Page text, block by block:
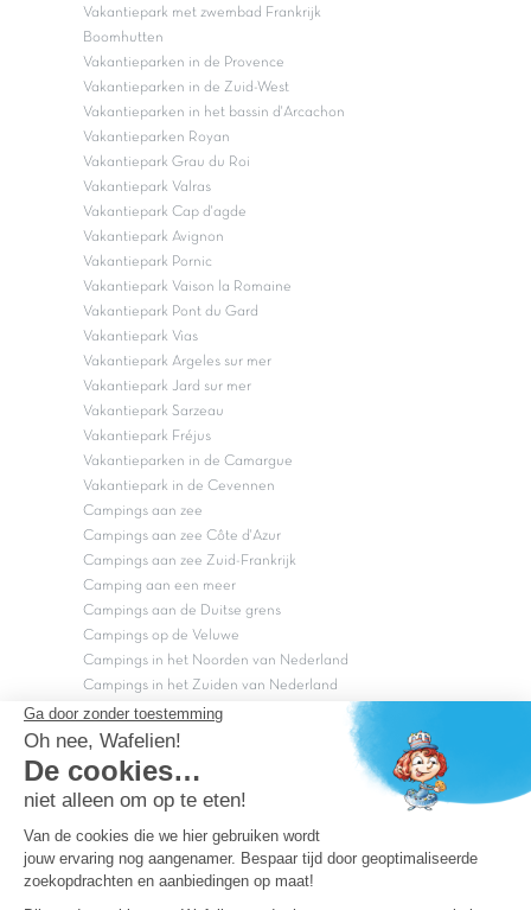
Vakantiepark met zwembad Frankrijk
Boomhutten
Vakantieparken in de Provence
Vakantieparken in de Zuid-West
Vakantieparken in het bassin d'Arcachon
Vakantieparken Royan
Vakantiepark Grau du Roi
Vakantiepark Valras
Vakantiepark Cap d'agde
Vakantiepark Avignon
Vakantiepark Pornic
Vakantiepark Vaison la Romaine
Vakantiepark Pont du Gard
Vakantiepark Vias
Vakantiepark Argeles sur mer
Vakantiepark Jard sur mer
Vakantiepark Sarzeau
Vakantiepark Fréjus
Vakantieparken in de Camargue
Vakantiepark in de Cevennen
Campings aan zee
Campings aan zee Côte d'Azur
Campings aan zee Zuid-Frankrijk
Camping aan een meer
Campings aan de Duitse grens
Campings op de Veluwe
Campings in het Noorden van Nederland
Campings in het Zuiden van Nederland
Copyright Capfun 2026 ©
Bij Capfun solliciteren
Veelgestelde vragen
Dutchbox Vakantiepark
Superdeals
Capfun in de media
Carabouille.nl